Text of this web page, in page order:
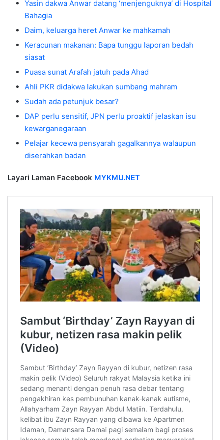
Yasin dakwa Anwar datang ‘menjenguknya’ di Hospital
Bahagia
Daim, keluarga heret Anwar ke mahkamah
Keracunan makanan: Bapa tunggu laporan bedah
siasat
Puasa sunat Arafah jatuh pada Ahad
Ahli PKR didakwa lakukan sumbang mahram
Sudah ada petunjuk besar?
DAP perlu sensitif, JPN perlu proaktif jelaskan isu
kewarganegaraan
Pelajar kecewa pensyarah gagalkannya walaupun
diserahkan badan
Layari Laman Facebook MYKMU.NET